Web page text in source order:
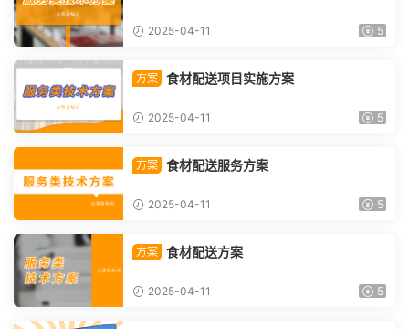
2025-04-11 5
方案 食材配送项目实施方案
2025-04-11 5
方案 食材配送服务方案
2025-04-11 5
方案 食材配送方案
2025-04-11 5